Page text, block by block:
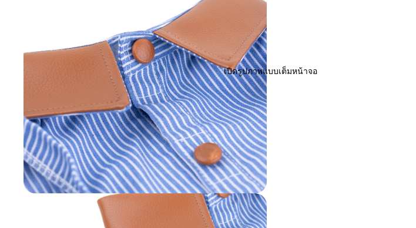
เปิดรูปภาพแบบเต็มหน้าจอ